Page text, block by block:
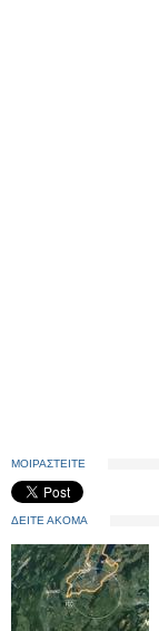
ΜΟΙΡΑΣΤΕΙΤΕ
ΔΕΙΤΕ ΑΚΟΜΑ